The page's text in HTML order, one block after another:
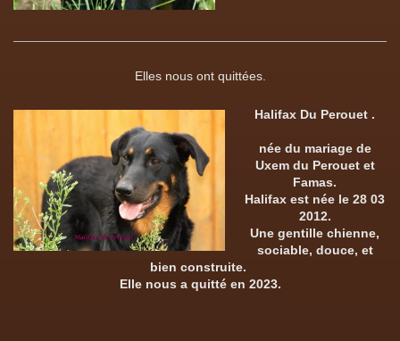
Elles nous ont quittées.
Halifax Du Perouet .
née du mariage de
Uxem du Perouet et
Famas.
Halifax est née le 28 03
2012.
Une gentille chienne,
sociable, douce, et
bien construite.
Elle nous a quitté en 2023.